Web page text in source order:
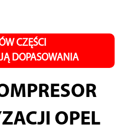
CZĘŚCI
DOPASOWANIA
OPEL